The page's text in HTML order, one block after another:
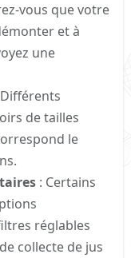
vous que votre
et à
une
de tailles
le
: Certains
réglables
collecte de jus